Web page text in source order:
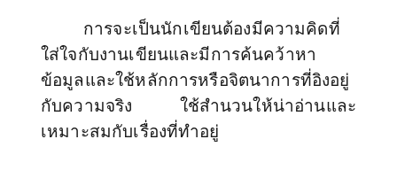
การจะเป็นนักเขียนต้องมีความคิดที่
ใส่ใจกับงานเขียนและมีการค้นคว้าหา
ข้อมูลและใช้หลักการหรือจิตนาการที่อิงอยู่
กับความจริง ใช้สำนวนให้น่าอ่านและ
เหมาะสมกับเรื่องที่ทำอยู่